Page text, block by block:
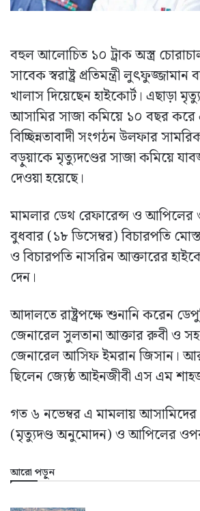
বহুল আলোচিত ১০ ট্রাক অস্ত্র
সাবেক স্বরাষ্ট্র প্রতিমন্ত্রী
খালাস দিয়েছেন হাইকোর্ট। এছাড়া
আসামির সাজা কমিয়ে ১০ বছর করে
বিচ্ছিন্নতাবাদী সংগঠন উলফার
বড়ুয়াকে মৃত্যুদণ্ডের সাজা কমিয়ে
দেওয়া হয়েছে।
মামলার ডেথ রেফারেন্স ও
বুধবার (১৮ ডিসেম্বর) বিচারপতি
ও বিচারপতি নাসরিন আক্তারের
দেন।
আদালতে রাষ্ট্রপক্ষে শুনানি করেন
জেনারেল সুলতানা আক্তার রুবী ও
জেনারেল আসিফ ইমরান জিসান।
ছিলেন জ্যেষ্ঠ আইনজীবী এস এম
গত ৬ নভেম্বর এ মামলায় আসামিদের
(মৃত্যুদণ্ড অনুমোদন) ও আপিলের
আরো পড়ুন